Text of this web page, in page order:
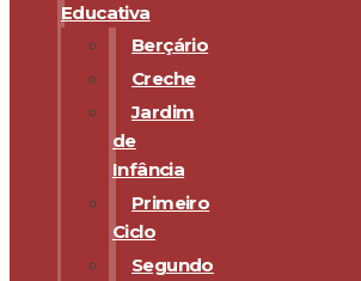
Educativa
Berçário
Creche
Jardim
de
Infância
Primeiro
Ciclo
Segundo